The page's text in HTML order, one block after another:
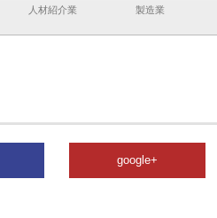
人材紹介業 製造業
google+